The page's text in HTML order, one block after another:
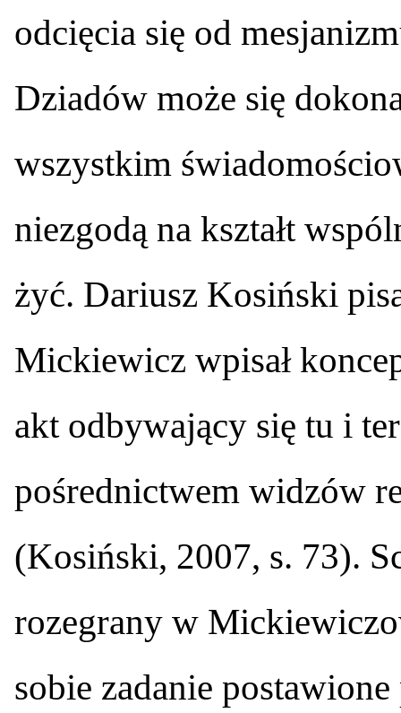
odcięcia się od
Dziadów może się
wszystkim
niezgodą na kształt
żyć. Dariusz Kosiński
Mickiewicz wpisał
akt odbywający się tu i
pośrednictwem widzów
(Kosiński, 2007, s. 73).
rozegrany w
sobie zadanie